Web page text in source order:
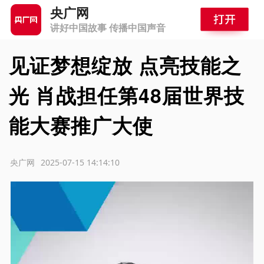
央广网
讲好中国故事 传播中国声音
见证梦想绽放 点亮技能之
光 肖战担任第48届世界技
能大赛推广大使
2025-07-15 14:14:10
央广网